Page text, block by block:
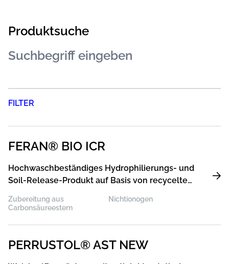
Produktsuche
FILTER
FERAN® BIO ICR
Hochwaschbeständiges Hydrophilierungs- und
Soil-Release-Produkt auf Basis von recycelten
Zubereitung aus
Carbonsäureestern
Nichtionogen
PERRUSTOL® AST NEW